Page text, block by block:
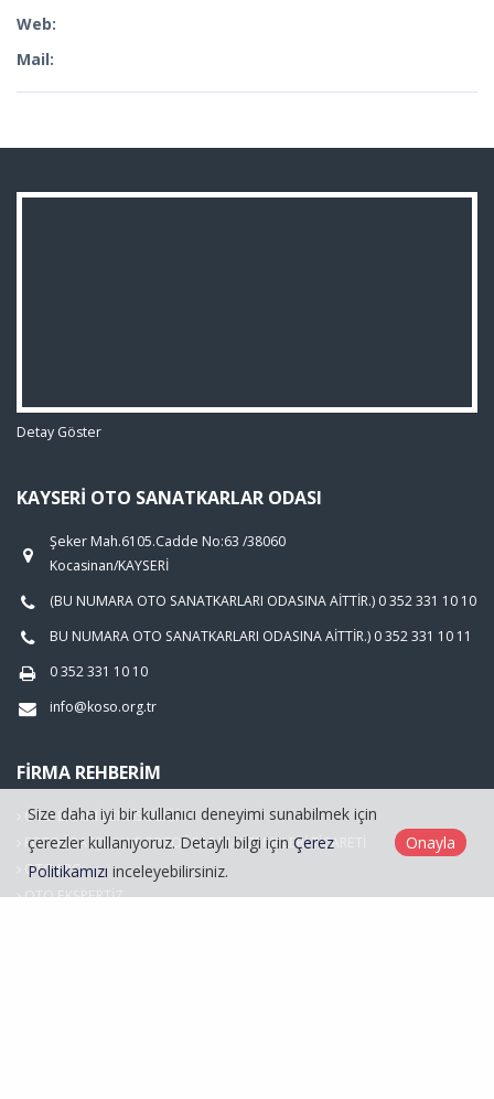
Web:
Mail:
Detay Göster
KAYSERI OTO SANATKARLAR ODASI
Şeker Mah.6105.Cadde No:63 /38060
Kocasinan/KAYSERİ
(BU NUMARA OTO SANATKARLARI ODASINA AİTTİR.) 0 352 331 10 10
BU NUMARA OTO SANATKARLARI ODASINA AİTTİR.) 0 352 331 10 11
0 352 331 10 10
info@koso.org.tr
FIRMA REHBERIM
OTO BAKIM SERVİSCİLİĞİ
FOTOĞRAFÇILIK VE FOTOĞRAF MALZEMELERİ TİCARETİ
OTO LPG
OTO EKSPERTİZ
Size daha iyi bir kullanıcı deneyimi sunabilmek için
çerezler kullanıyoruz. Detaylı bilgi için Çerez
Politikamızı inceleyebilirsiniz.
Onayla